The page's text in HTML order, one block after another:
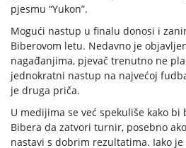
pjesmu “Yukon”.
Mogući nastup u finalu donosi i
Biberovom letu. Nedavno je
nagađanjima, pjevač trenutno ne
jednokratni nastup na najvećoj
je druga priča.
U medijima se već spekuliše kako
Bibera da zatvori turnir, posebno
nastavi s dobrim rezultatima. Iako